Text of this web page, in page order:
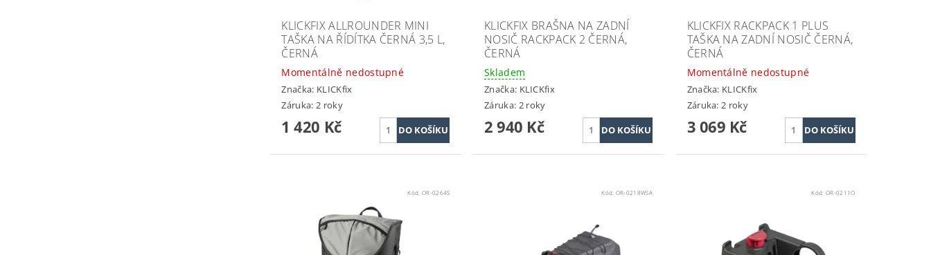
KLICKFIX ALLROUNDER MINI
TAŠKA NA ŘÍDÍTKA ČERNÁ 3,5 L,
ČERNÁ
Momentálně nedostupné
Značka: KLICKfix
Záruka: 2 roky
1 420 Kč
KLICKFIX BRAŠNA NA ZADNÍ
NOSIČ RACKPACK 2 ČERNÁ,
ČERNÁ
Skladem
Značka: KLICKfix
Záruka: 2 roky
2 940 Kč
KLICKFIX RACKPACK 1 PLUS
TAŠKA NA ZADNÍ NOSIČ ČERNÁ,
ČERNÁ
Momentálně nedostupné
Značka: KLICKfix
Záruka: 2 roky
3 069 Kč
Kód: OR-0264S Kód: OR-0218WSA Kód:OR-0211O